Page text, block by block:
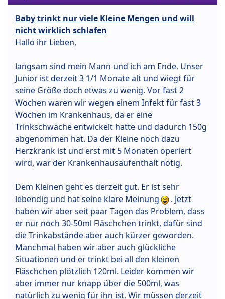
Baby trinkt nur viele Kleine Mengen und will
nicht wirklich schlafen
Hallo ihr Lieben,
langsam sind mein Mann und ich am Ende. Unser
Junior ist derzeit 3 1/1 Monate alt und wiegt für
seine Größe doch etwas zu wenig. Vor fast 2
Wochen waren wir wegen einem Infekt für fast 3
Wochen im Krankenhaus, da er eine
Trinkschwäche entwickelt hatte und dadurch 150g
abgenommen hat. Da der Kleine noch dazu
Herzkrank ist und erst mit 5 Monaten operiert
wird, war der Krankenhausaufenthalt nötig.
Dem Kleinen geht es derzeit gut. Er ist sehr
lebendig und hat seine klare Meinung
. Jetzt
haben wir aber seit paar Tagen das Problem, dass
er nur noch 30-50ml Fläschchen trinkt, dafür sind
die Trinkabstände aber auch kürzer geworden.
Manchmal haben wir aber auch glückliche
Situationen und er trinkt bei all den kleinen
Fläschchen plötzlich 120ml. Leider kommen wir
aber immer nur knapp über die 500ml, was
natürlich zu wenig für ihn ist. Wir müssen derzeit